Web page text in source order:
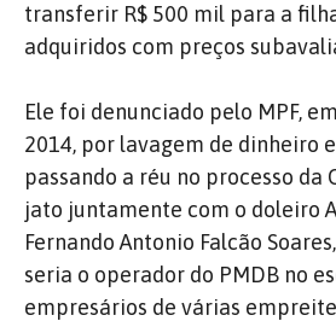
transferir R$ 500 mil para a
adquiridos com preços
Ele foi denunciado pelo MPF,
2014, por lavagem de dinheiro
passando a réu no processo da
jato juntamente com o doleiro
Fernando Antonio Falcão
seria o operador do PMDB no
empresários de várias